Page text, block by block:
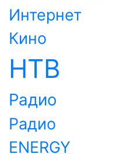
Интернет
Кино
НТВ
Радио
Радио
ENERGY